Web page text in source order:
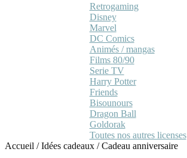
Retrogaming
Disney
Marvel
DC Comics
Animés / mangas
Films 80/90
Serie TV
Harry Potter
Friends
Bisounours
Dragon Ball
Goldorak
Toutes nos autres licenses
Accueil /Idées cadeaux /Cadeau anniversaire